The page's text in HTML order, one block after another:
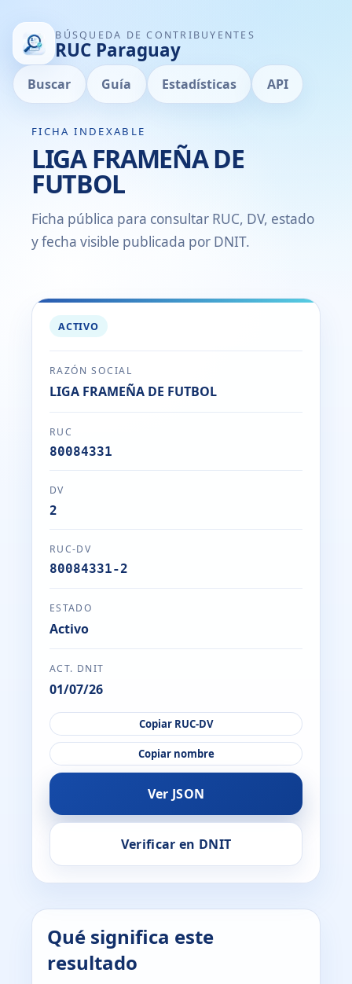
BÚSQUEDA DE CONTRIBUYENTES
RUC Paraguay
Buscar Guía Estadísticas API
FICHA INDEXABLE
LIGA FRAMEÑA DE
FUTBOL
Ficha pública para consultar RUC, DV, estado
y fecha visible publicada por DNIT.
ACTIVO
RAZÓN SOCIAL
LIGA FRAMEÑA DE FUTBOL
RUC
80084331
DV
2
RUC-DV
80084331-2
ESTADO
Activo
ACT. DNIT
01/07/26
Copiar RUC-DV
Copiar nombre
Ver JSON
Verificar en DNIT
Qué significa este
resultado